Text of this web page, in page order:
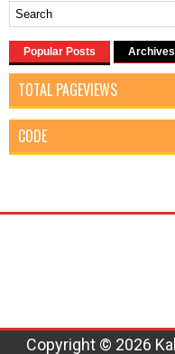
Popular Posts Archives
TOTAL PAGEVIEWS
CODE
Copyright © 2026